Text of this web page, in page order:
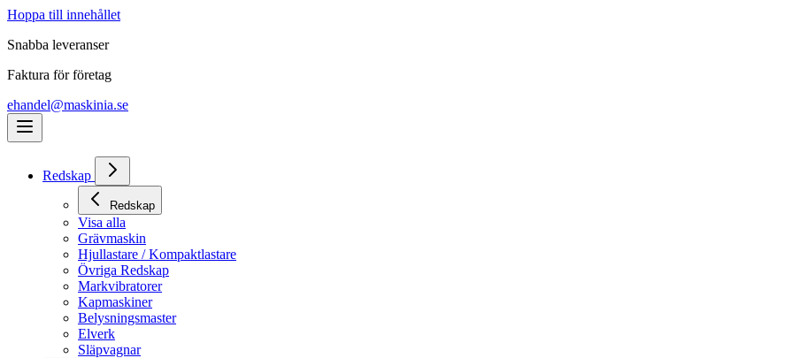
Hoppa till innehållet
Snabba leveranser
Faktura för företag
ehandel@maskinia.se
Redskap
Redskap
Visa alla
Grävmaskin
Hjullastare / Kompaktlastare
Övriga Redskap
Markvibratorer
Kapmaskiner
Belysningsmaster
Elverk
Släpvagnar